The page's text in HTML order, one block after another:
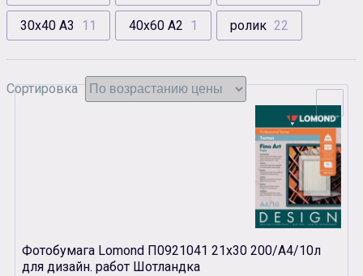
30х40 А3 11 40х60 А2 1 ролик 22
Сортировка
Фотобумага Lomond П0921041 21х30 200/A4/10л
для дизайн. работ Шотландка